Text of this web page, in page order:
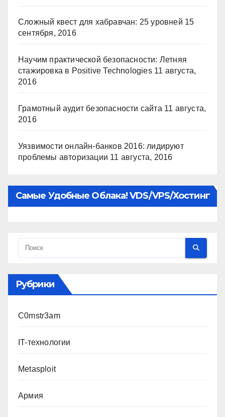
Сложный квест для хабравчан: 25 уровней 15
сентября, 2016
Научим практической безопасности: Летняя
стажировка в Positive Technologies 11 августа,
2016
Грамотный аудит безопасности сайта 11 августа,
2016
Уязвимости онлайн-банков 2016: лидируют
проблемы авторизации 11 августа, 2016
Самые Удобные Облака! VDS/VPS/хостинг
Рубрики
C0mstr3am
IT-технологии
Metasploit
Армия